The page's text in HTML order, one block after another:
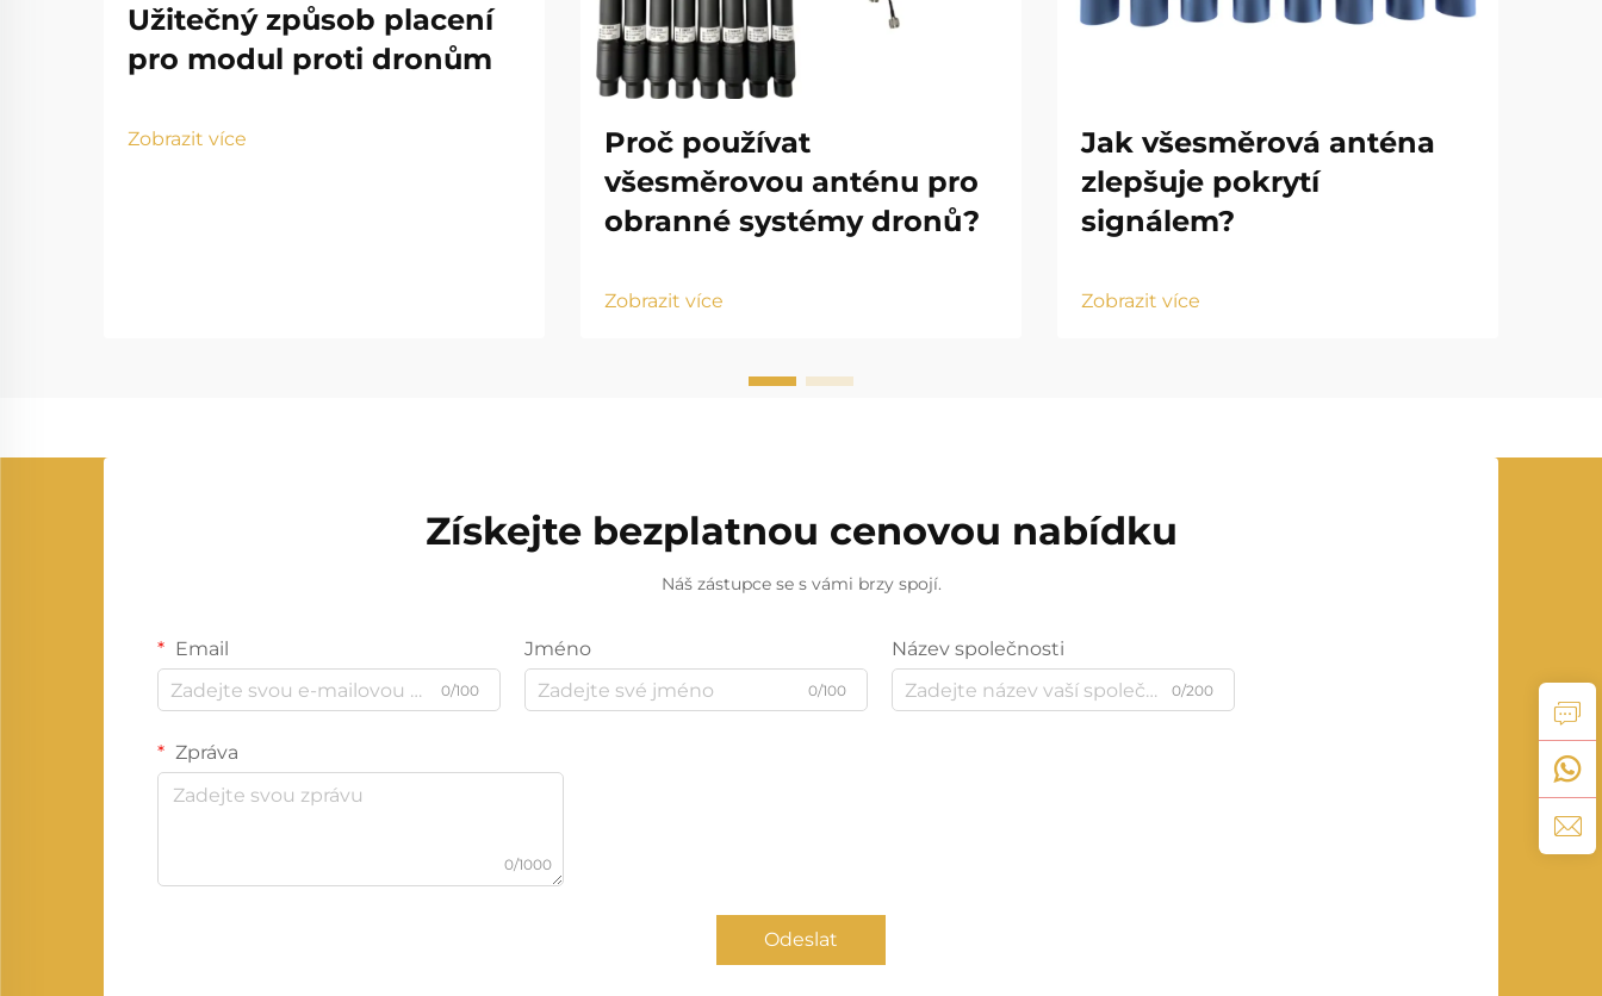
Užitečný způsob placení
pro modul proti dronům
Zobrazit více
Proč používat
všesměrovou anténu pro
obranné systémy dronů?
Zobrazit více
Jak všesměrová anténa
zlepšuje pokrytí
signálem?
Zobrazit více
Získejte bezplatnou cenovou nabídku
Náš zástupce se s vámi brzy spojí.
Email
0/100
Jméno
0/100
Název společnosti
0/200
Zpráva
0/1000
Odeslat